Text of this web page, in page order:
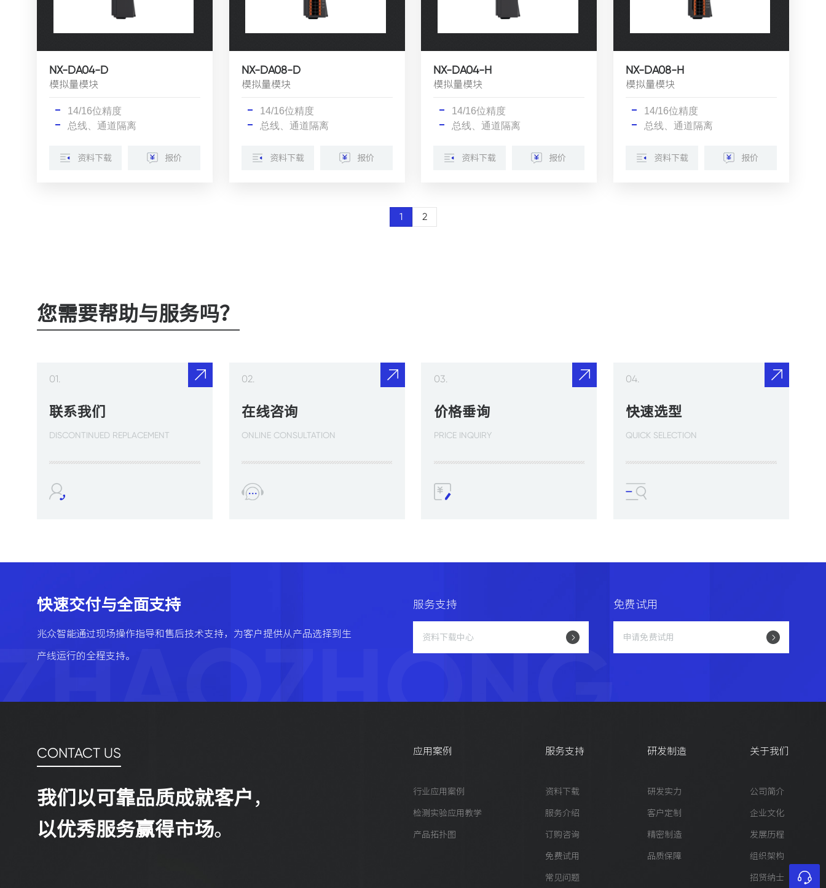
NX-DA04-D
模拟量模块
14/16位精度
总线、通道隔离
资料下载 报价
NX-DA08-D
模拟量模块
14/16位精度
总线、通道隔离
资料下载 报价
NX-DA04-H
模拟量模块
14/16位精度
总线、通道隔离
资料下载 报价
NX-DA08-H
模拟量模块
14/16位精度
总线、通道隔离
资料下载 报价
1 2
您需要帮助与服务吗？
01.
联系我们
DISCONTINUED REPLACEMENT
02.
在线咨询
ONLINE CONSULTATION
03.
价格垂询
PRICE INQUIRY
04.
快速选型
QUICK SELECTION
快速交付与全面支持
兆众智能通过现场操作指导和售后技术支持，为客户提供从产品选择到生
产线运行的全程支持。
服务支持
资料下载中心
免费试用
申请免费试用
CONTACT US
我们以可靠品质成就客户 ，
以优秀服务赢得市场。
应用案例
行业应用案例
检测实验应用教学
产品拓扑图
服务支持
资料下载
服务介绍
订购咨询
免费试用
常见问题
研发制造
研发实力
客户定制
精密制造
品质保障
关于我们
公司简介
企业文化
发展历程
组织架构
招贤纳士